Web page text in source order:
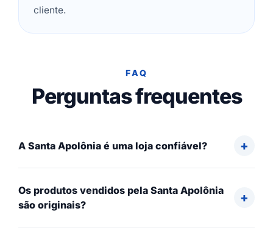
cliente.
FAQ
Perguntas frequentes
A Santa Apolônia é uma loja confiável?
Os produtos vendidos pela Santa Apolônia
são originais?